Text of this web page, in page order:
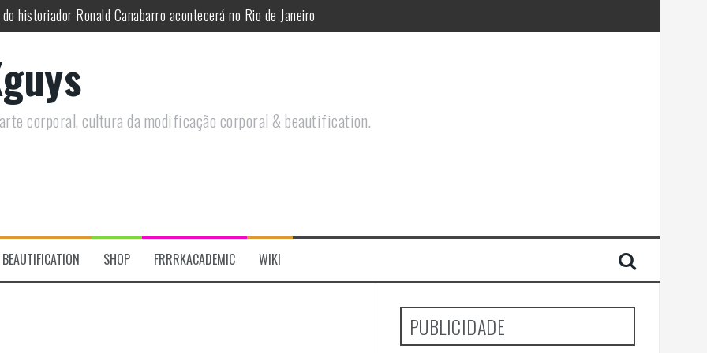
historiador Ronald Canabarro acontecerá no Rio de Janeiro
em Agosto e discutirá questões LGBTQIAPN+ e Modificações Corporais
modificações corporais e anarquia em encontro online
saiba como você pode ajudar duas ações que estão a ocorrer
a celebração do Orgulho Freak no Chile
corporal, cultura da modificação corporal & beautification.
BEAUTIFICATION SHOP FRRRKACADEMIC WIKI
PUBLICIDADE